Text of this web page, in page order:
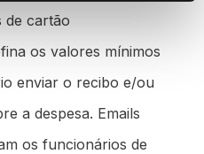
de cartão
os valores mínimos
enviar o recibo e/ou
a despesa. Emails
os funcionários de